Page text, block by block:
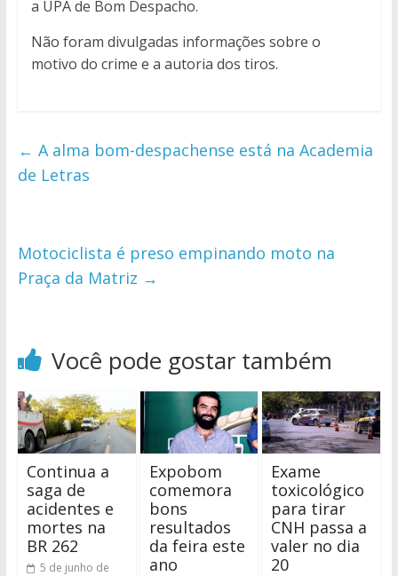
a UPA de Bom Despacho.
Não foram divulgadas informações sobre o
motivo do crime e a autoria dos tiros.
← A alma bom-despachense está na Academia
de Letras
Motociclista é preso empinando moto na
Praça da Matriz →
Você pode gostar também
Continua a
saga de
acidentes e
mortes na
BR 262
5 de junho de
Expobom
comemora
bons
resultados
da feira este
ano
Exame
toxicológico
para tirar
CNH passa a
valer no dia
20